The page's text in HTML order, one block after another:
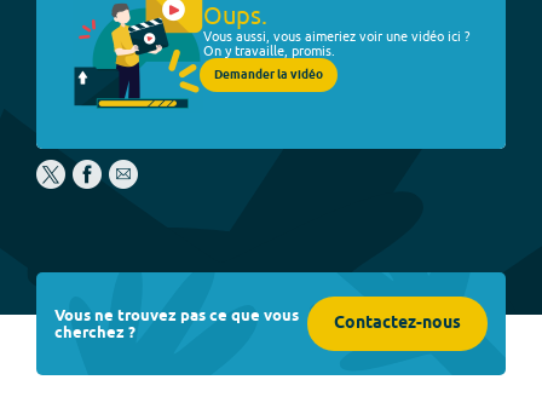
Oups.
Vous aussi, vous aimeriez voir une vidéo ici ?
On y travaille, promis.
Demander la vidéo
Vous ne trouvez pas ce que vous
cherchez ? Contactez-nous